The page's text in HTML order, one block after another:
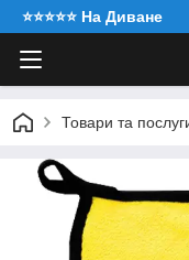
⭐️⭐️⭐️⭐️⭐️ На Диване
Товари та